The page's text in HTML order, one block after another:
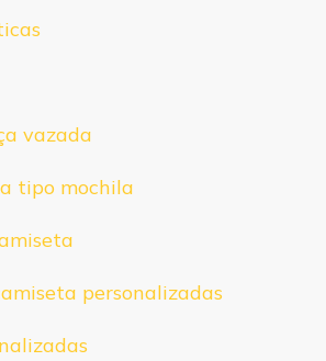
vazada
tipo mochila
personalizadas